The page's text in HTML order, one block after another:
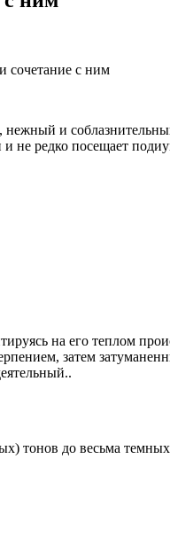
сочетание с ним
и
и не редко посещает
на его теплом
затем
тонов до весьма